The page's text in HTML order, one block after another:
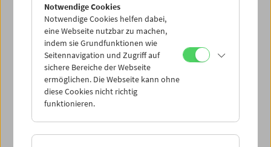
Di 27.9.
Mi 28.9.
Do 29.9.
Sa 1.10.
Notwendige Cookies
Notwendige Cookies helfen dabei,
eine Webseite nutzbar zu machen,
indem sie Grundfunktionen wie
Seitennavigation und Zugriff auf
sichere Bereiche der Webseite
ermöglichen. Die Webseite kann ohne
diese Cookies nicht richtig
funktionieren.